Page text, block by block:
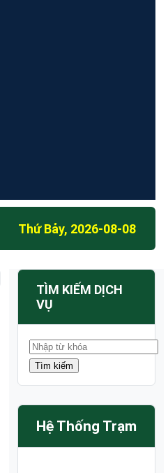
Thứ Bảy, 2026-08-08
TÌM KIẾM DỊCH
VỤ
Hệ Thống Trạm